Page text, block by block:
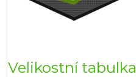
Velikostní tabulka